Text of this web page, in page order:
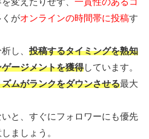
くがオンラインの時間帯に投稿す
し、 投稿するタイミングを熟知
ージメントを獲得しています。
ムがランクをダウンさせる最大
と、すぐにフォロワーにも優先
ましょう。